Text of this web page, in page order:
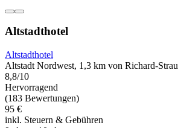
Altstadthotel
Altstadthotel
Altstadt Nordwest, 1,3 km von Richard-
8,8/10
Hervorragend
(183 Bewertungen)
95 €
inkl. Steuern & Gebühren